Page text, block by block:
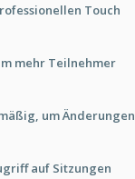
Touch
mehr Teilnehmer
um Änderungen
auf Sitzungen